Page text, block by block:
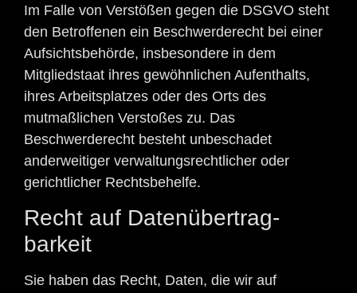
Im Falle von Verstößen gegen die DSGVO steht
den Betroffenen ein Beschwerderecht bei einer
Aufsichtsbehörde, insbesondere in dem
Mitgliedstaat ihres gewöhnlichen Aufenthalts,
ihres Arbeitsplatzes oder des Orts des
mutmaßlichen Verstoßes zu. Das
Beschwerderecht besteht unbeschadet
anderweitiger verwaltungsrechtlicher oder
gerichtlicher Rechtsbehelfe.
Recht auf Daten­übertrag­
barkeit
Sie haben das Recht, Daten, die wir auf